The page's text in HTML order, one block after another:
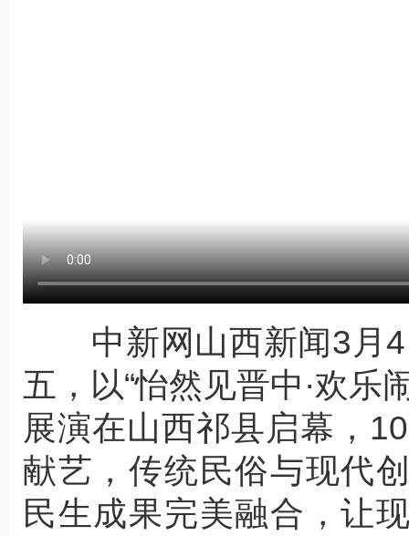
中新网山西新闻3月4
五，以“怡然见晋中·欢乐
展演在山西祁县启幕，
献艺，传统民俗与现代
民生成果完美融合，让